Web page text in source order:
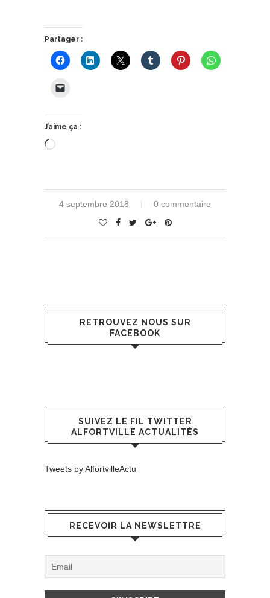
Partager :
J’aime ça :
Chargement…
4 septembre 2018 0 commentaire
RETROUVEZ NOUS SUR
FACEBOOK
SUIVEZ LE FIL TWITTER
ALFORTVILLE ACTUALITÉS
Tweets by AlfortvilleActu
RECEVOIR LA NEWSLETTRE